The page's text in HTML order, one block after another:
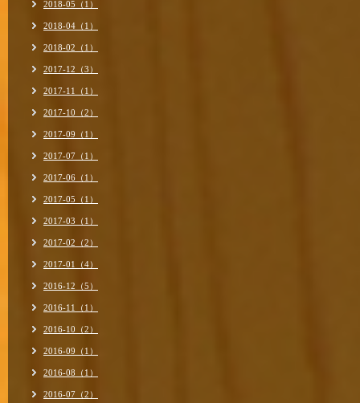
2018-05（1）
2018-04（1）
2018-02（1）
2017-12（3）
2017-11（1）
2017-10（2）
2017-09（1）
2017-07（1）
2017-06（1）
2017-05（1）
2017-03（1）
2017-02（2）
2017-01（4）
2016-12（5）
2016-11（1）
2016-10（2）
2016-09（1）
2016-08（1）
2016-07（2）